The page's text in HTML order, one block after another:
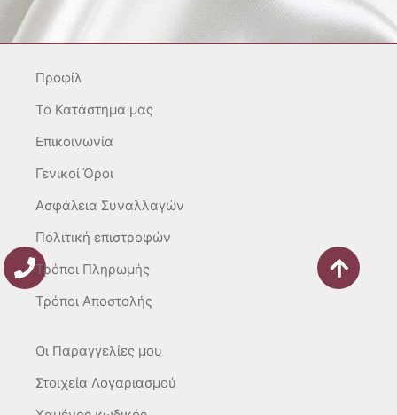
a
g
a
m
b
o
k
-
k
Προφίλ
To Κατάστημα μας
Επικοινωνία
Γενικοί Όροι
Ασφάλεια Συναλλαγών
Πολιτική επιστροφών
Τρόποι Πληρωμής
Τρόποι Αποστολής
Οι Παραγγελίες μου
Στοιχεία Λογαριασμού